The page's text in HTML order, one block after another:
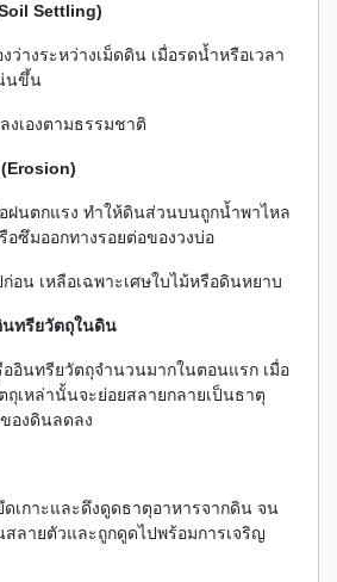
Settling)
ว่างระหว่างเม็ดดิน เมื่อรดน้ำหรือเวลา
นขึ้น
งเองตามธรรมชาติ
ฝนตกแรง ทำให้ดินส่วนบนถูกน้ำพาไหล
อซึมออกทางรอยต่อของวงบ่อ
อน เหลือเฉพาะเศษใบไม้หรือดินหยาบ
นทรียวัตถุในดิน
อินทรียวัตถุจำนวนมากในตอนแรก เมื่อ
ถุเหล่านั้นจะย่อยสลายกลายเป็นธาตุ
องดินลดลง
ดเกาะและดึงดูดธาตุอาหารจากดิน จน
ลายตัวและถูกดูดไปพร้อมการเจริญ